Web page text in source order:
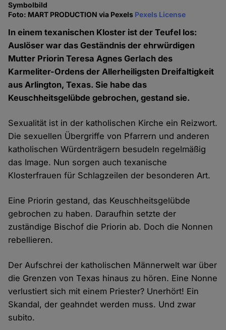
Symbolbild
Foto: MART PRODUCTION via Pexels Pexels License
In einem texanischen Kloster ist der Teufel los:
Auslöser war das Geständnis der ehrwürdigen
Mutter Priorin Teresa Agnes Gerlach des
Karmeliter-Ordens der Allerheiligsten Dreifaltigkeit
aus Arlington, Texas. Sie habe das
Keuschheitsgelübde gebrochen, gestand sie.
Sexualität ist in der katholischen Kirche ein Reizwort.
Die sexuellen Übergriffe von Pfarrern und anderen
katholischen Würdenträgern besudeln regelmäßig
das Image. Nun sorgen auch texanische
Klosterfrauen für Schlagzeilen der besonderen Art.
Eine Priorin gestand, das Keuschheitsgelübde
gebrochen zu haben. Daraufhin setzte der
zuständige Bischof die Priorin ab. Doch die Nonnen
rebellieren.
Der Aufschrei der katholischen Männerwelt war über
die Grenzen von Texas hinaus zu hören. Eine Nonne
verlustiert sich mit einem Priester? Unerhört! Ein
Skandal, der geahndet werden muss. Und zwar
subito.